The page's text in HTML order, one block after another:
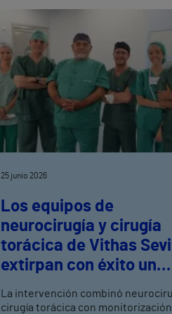
25 junio 2026
Los equipos de
neurocirugía y cirugía
torácica de Vithas
extirpan con éxito un
La intervención combinó
cirugía torácica con monitorización